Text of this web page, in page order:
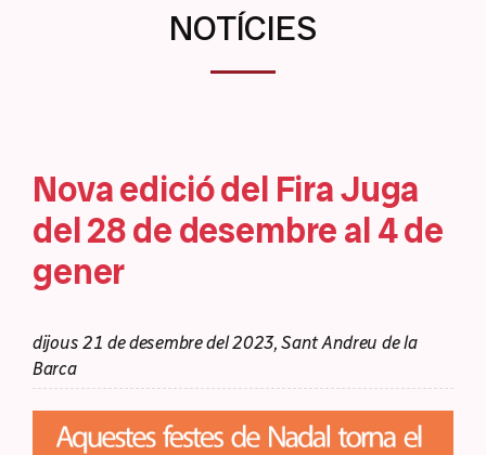
NOTÍCIES
Nova edició del Fira Juga
del 28 de desembre al 4 de
gener
dijous 21 de desembre del 2023, Sant Andreu de la
Barca